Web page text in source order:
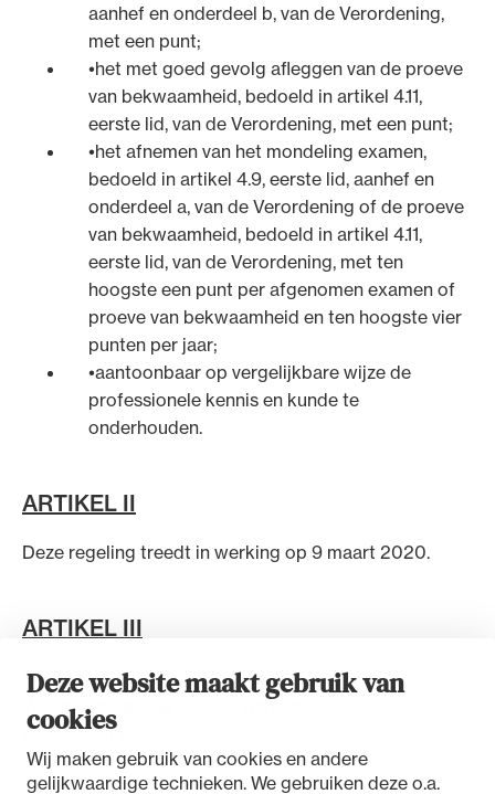
Deze website maakt gebruik van
cookies
Wij maken gebruik van cookies en andere
gelijkwaardige technieken. We gebruiken deze o.a.
aanhef en onderdeel b, van de Verordening,
met een punt;
het met goed gevolg afleggen van de proeve
van bekwaamheid, bedoeld in artikel 4.11,
eerste lid, van de Verordening, met een punt;
het afnemen van het mondeling examen,
bedoeld in artikel 4.9, eerste lid, aanhef en
onderdeel a, van de Verordening of de proeve
van bekwaamheid, bedoeld in artikel 4.11,
eerste lid, van de Verordening, met ten
hoogste een punt per afgenomen examen of
proeve van bekwaamheid en ten hoogste vier
punten per jaar;
aantoonbaar op vergelijkbare wijze de
professionele kennis en kunde te
onderhouden.
ARTIKEL II
Deze regeling treedt in werking op 9 maart 2020.
ARTIKEL III
Deze regeling wordt aangehaald als:
Wijzigingsregeling opleidingspuntwaardige
activiteiten 2020.